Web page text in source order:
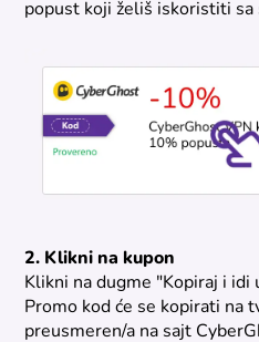
popust koji želiš iskoristiti sa
2. Klikni na kupon
Klikni na dugme "Kopiraj i idi
Promo kod će se kopirati na
preusmeren/a na sajt